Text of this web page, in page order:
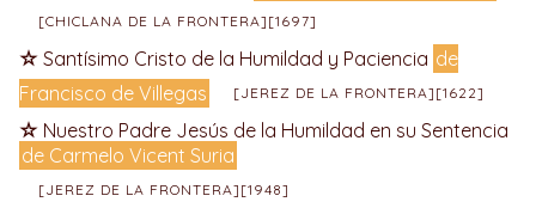
[CHICLANA DE LA FRONTERA][1697]
Santísimo Cristo de la Humildad y Paciencia de
Francisco de Villegas
[JEREZ DE LA FRONTERA][1622]
Nuestro Padre Jesús de la Humildad en su Sentencia
de Carmelo Vicent Suria
[JEREZ DE LA FRONTERA][1948]